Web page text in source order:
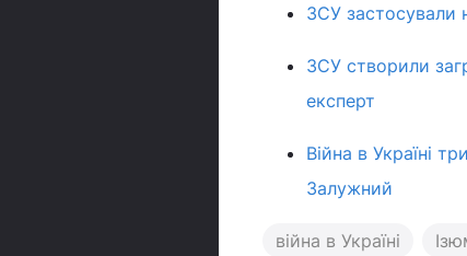
ЗСУ застосували
ЗСУ створили
експерт
Війна в Україні
Залужний
війна в Україні